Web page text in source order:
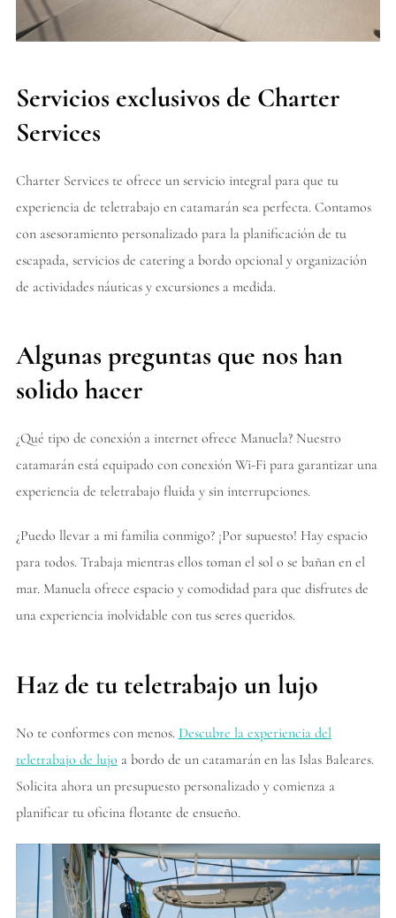
Servicios exclusivos de Charter
Services
Charter Services te ofrece un servicio integral para que tu
experiencia de teletrabajo en catamarán sea perfecta. Contamos
con asesoramiento personalizado para la planificación de tu
escapada, servicios de catering a bordo opcional y organización
de actividades náuticas y excursiones a medida.
Algunas preguntas que nos han
solido hacer
¿Qué tipo de conexión a internet ofrece Manuela? Nuestro
catamarán está equipado con conexión Wi-Fi para garantizar una
experiencia de teletrabajo fluida y sin interrupciones.
¿Puedo llevar a mi familia conmigo? ¡Por supuesto! Hay espacio
para todos. Trabaja mientras ellos toman el sol o se bañan en el
mar. Manuela ofrece espacio y comodidad para que disfrutes de
una experiencia inolvidable con tus seres queridos.
Haz de tu teletrabajo un lujo
No te conformes con menos. Descubre la experiencia del
teletrabajo de lujo a bordo de un catamarán en las Islas Baleares.
Solicita ahora un presupuesto personalizado y comienza a
planificar tu oficina flotante de ensueño.